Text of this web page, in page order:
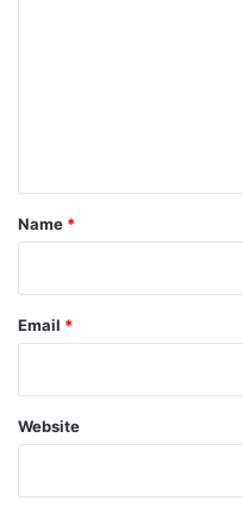
*
Name *
Email *
Website